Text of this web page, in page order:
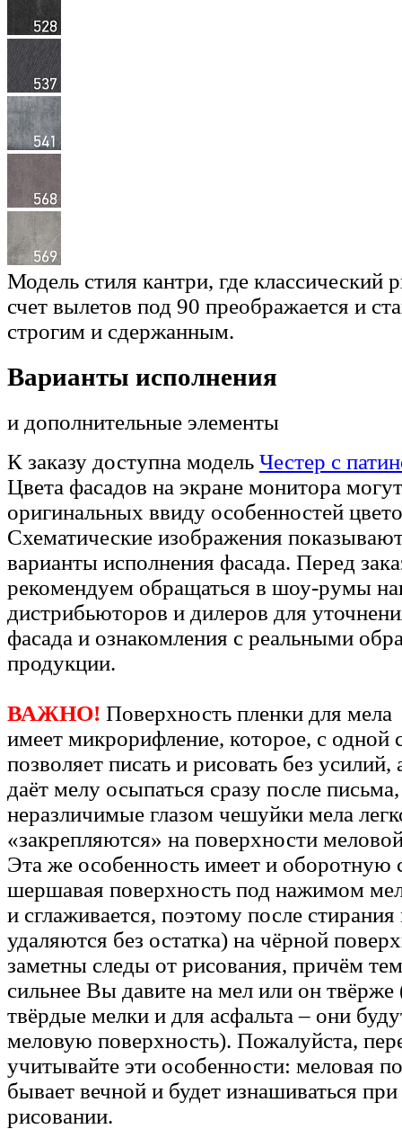
Модель стиля кантри, где классический
счет вылетов под 90 преображается и
строгим и сдержанным.
Варианты исполнения
и дополнительные элементы
К заказу доступна модель Честер с
Цвета фасадов на экране монитора
оригинальных ввиду особенностей
Схематические изображения
варианты исполнения фасада. Перед
рекомендуем обращаться в шоу-румы
дистрибьюторов и дилеров для
фасада и ознакомления с реальными
продукции.
ВАЖНО! Поверхность пленки для мела
имеет микрорифление, которое, с одной
позволяет писать и рисовать без усилий,
даёт мелу осыпаться сразу после
неразличимые глазом чешуйки мела
«закрепляются» на поверхности
Эта же особенность имеет и оборотную
шершавая поверхность под нажимом
и сглаживается, поэтому после
удаляются без остатка) на чёрной
заметны следы от рисования, причём
сильнее Вы давите на мел или он твёрже
твёрдые мелки и для асфальта – они
меловую поверхность). Пожалуйста,
учитывайте эти особенности: меловая
бывает вечной и будет изнашиваться
рисовании.